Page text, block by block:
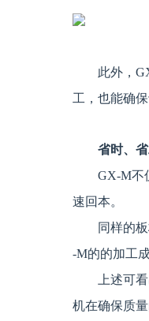
此外，
工，也能确
省时、
GX-M不
速回本。
同样的
-M的的加工
上述可
机在确保质